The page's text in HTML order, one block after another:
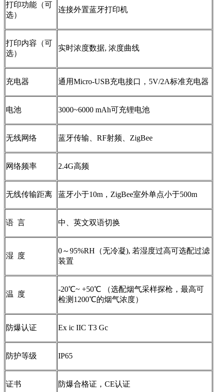
打印功能（可
选）
连接外置蓝牙打印机
打印内容（可
选）
实时浓度数据, 浓度曲线
充电器 通用Micro-USB充电接口，5V/2A标准充电器
电池 3000~6000 mAh可充锂电池
无线网络 蓝牙传输、RF射频、ZigBee
网络频率 2.4G高频
无线传输距离 蓝牙小于10m，ZigBee室外单点小于500m
语 言 中、英文双语切换
湿 度
0～95%RH（无冷凝), 若湿度过高可选配过滤
装置
温 度
-20℃~ +50℃ （选配烟气采样探枪，最高可
检测1200℃的烟气浓度）
防爆认证 Ex ic IIC T3 Gc
防护等级 IP65
证书 防爆合格证，CE认证